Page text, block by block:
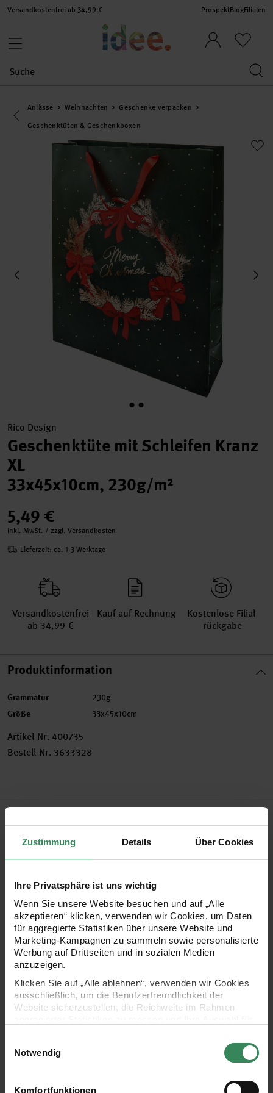
Zustimmung Details Über Cookies
Ihre Privatsphäre ist uns wichtig
Wenn Sie unsere Website besuchen und auf „Alle
akzeptieren“ klicken, verwenden wir Cookies, um Daten
für aggregierte Statistiken über unsere Website und
Marketing-Kampagnen zu sammeln sowie personalisierte
Werbung auf Drittseiten und in sozialen Medien
anzuzeigen.
Klicken Sie auf „Alle ablehnen“, verwenden wir Cookies
ausschließlich, um die Benutzerfreundlichkeit der
Website sicherzustellen, die Reichweite im Rahmen
Ihre Einwilligung ist freiwillig und kann jederzeit über den
Link „Cookie-Einstellungen“ im Fußbereich der Seite
verwendeten Technologien und den Empfängern der
Notwendig
Komfortfunktionen
Versandkostenfrei ab 34,99 € ProspektBlogFilialen
Eine Kategorie zurück navigieren
Anlässe Weihnachten
Geschenke verpacken
Geschenktüten & Geschenkboxen
Rico Design
Geschenktüte mit Schleifen Kranz
XL
33x45x10cm, 230g/m²
5,49 €
inkl. MwSt. / zzgl. Versandkosten
Lieferzeit: ca. 1-3 Werktage
Versand­kosten­frei
ab 34,99 €
Kauf auf Rechnung
Kosten­lose Filial­
rückgabe
Produktinformation
Grammatur 230g
Größe 33x45x10cm
Artikel-Nr. 400735
Bestell-Nr. 3633328
Produktbeschreibung
Diese extra große XL-Geschenktüte aus der Kollektion „Put a
Bow on It“ ist perfekt für größere Weihnachtsgeschenke
eine stilvolle Verpackung. Diese große Tüte wird garantiert
zum absoluten Hingucker unter dem Weihnachtsbaum.
- festliche Geschenktüte für die Weihnachtszeit
- Motiv: Schleifen Kranz